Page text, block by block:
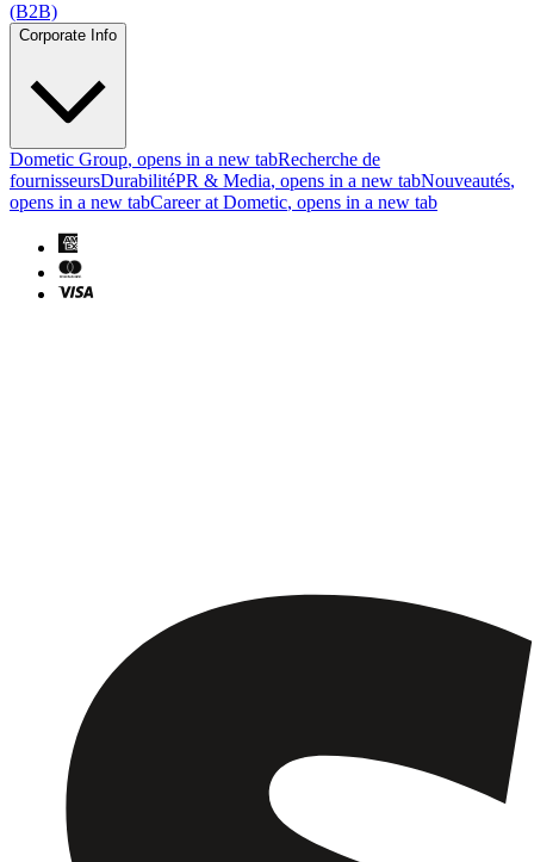
(B2B)
Corporate Info
Dometic Group, opens in a new tabRecherche de
fournisseursDurabilitéPR & Media, opens in a new tabNouveautés,
opens in a new tabCareer at Dometic, opens in a new tab